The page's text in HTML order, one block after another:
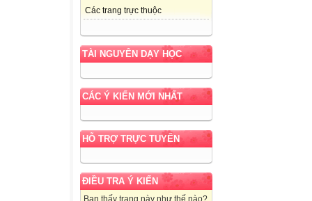
Các trang trực thuộc
TÀI NGUYÊN DẠY HỌC
CÁC Ý KIẾN MỚI NHẤT
HỖ TRỢ TRỰC TUYẾN
ĐIỀU TRA Ý KIẾN
Bạn thấy trang này như thế nào?